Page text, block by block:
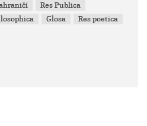
Res Publica
Glosa
Res poetica